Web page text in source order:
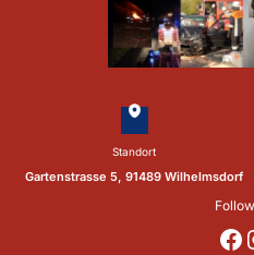
Standort
Gartenstrasse 5, 91489 Wilhelmsdorf
https://www.facebook.com/p/Feuerwehr-Wilhelmsdorf-Mfr-100041655560073/?locale=de_DE https://www.instagram.com/feuerwehr_wilhelmsdorf_mfr/